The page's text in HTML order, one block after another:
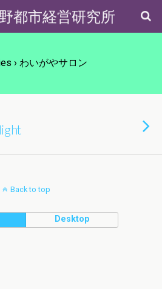
都市経営研究所
› わいがやサロン
Back to top
Desktop